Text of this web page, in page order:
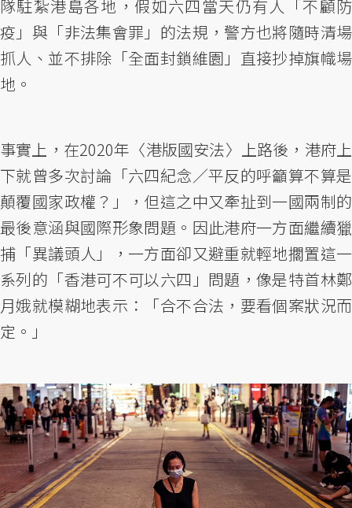
隊駐紮港島各地，假如六四當天仍有人「不顧防
疫」與「非法集會罪」的法規，警方也將隨時清場
抓人、並不排除「全面封鎖維園」直接抄掉旗幟場
地。
事實上，在2020年〈港版國安法〉上路後，港府上
下就曾多次討論「六四紀念／平反的呼籲算不算是
顛覆國家政權？」，但這之中又牽扯到一國兩制的
最後意涵與國際形象問題。因此港府一方面繼續獵
捕「異議頭人」，一方面卻又避重就輕地擱置這一
系列的「香港可不可以六四」問題，像是特首林鄭
月娥就模糊地表示：「合不合法，要看個案狀況而
定。」